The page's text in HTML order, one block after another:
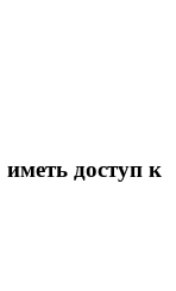
доступ к